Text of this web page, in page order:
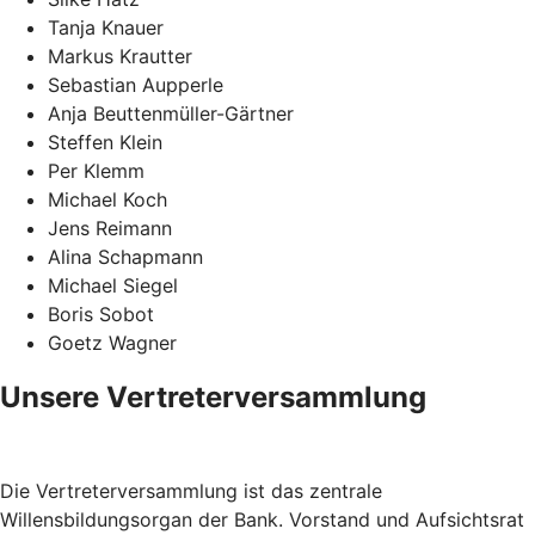
Tanja Knauer
Markus Krautter
Sebastian Aupperle
Anja Beuttenmüller-Gärtner
Steffen Klein
Per Klemm
Michael Koch
Jens Reimann
Alina Schapmann
Michael Siegel
Boris Sobot
Goetz Wagner
Unsere Vertreterversammlung
Die Vertreterversammlung ist das zentrale
Willensbildungsorgan der Bank. Vorstand und Aufsichtsrat